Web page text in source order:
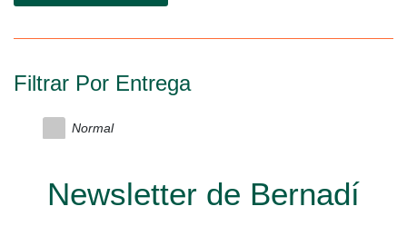
Filtrar Por Entrega
Normal
Newsletter de Bernadí